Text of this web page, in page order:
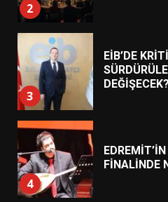
2
3
EİB’DE
DEĞİŞECEK?
4
FİNALİNDE